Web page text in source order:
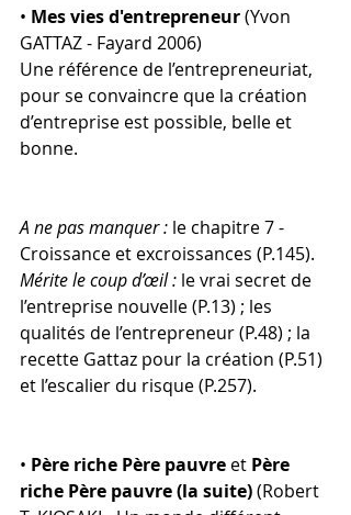
• Mes vies d'entrepreneur (Yvon
GATTAZ - Fayard 2006)
Une référence de l’entrepreneuriat,
pour se convaincre que la création
d’entreprise est possible, belle et
bonne.
A ne pas manquer : le chapitre 7 -
Croissance et excroissances (P.145).
Mérite le coup d’œil : le vrai secret de
l’entreprise nouvelle (P.13) ; les
qualités de l’entrepreneur (P.48) ; la
recette Gattaz pour la création (P.51)
et l’escalier du risque (P.257).
• Père riche Père pauvre et Père
riche Père pauvre (la suite) (Robert